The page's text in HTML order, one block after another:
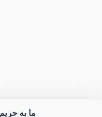
ما به